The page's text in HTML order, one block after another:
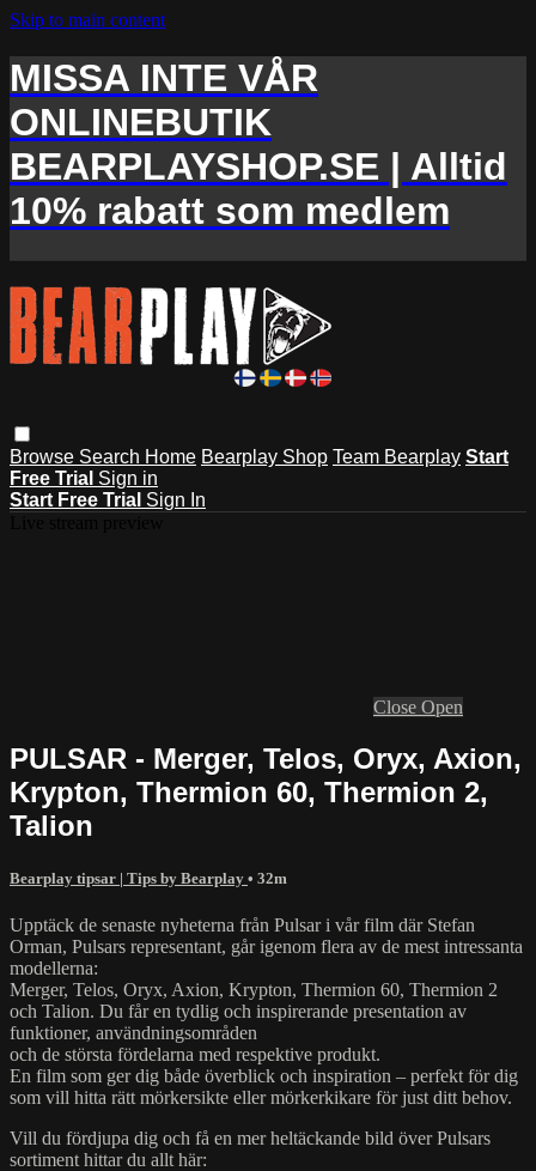
Skip to main content
MISSA INTE VÅR
ONLINEBUTIK
BEARPLAYSHOP.SE | Alltid
10% rabatt som medlem
Browse Search Home Bearplay Shop Team Bearplay Start
Free Trial Sign in
Start Free Trial Sign In
Close Open
PULSAR - Merger, Telos, Oryx, Axion,
Krypton, Thermion 60, Thermion 2,
Talion
Bearplay tipsar | Tips by Bearplay • 32m
Upptäck de senaste nyheterna från Pulsar i vår film där Stefan
Orman, Pulsars representant, går igenom flera av de mest intressanta
modellerna:
Merger, Telos, Oryx, Axion, Krypton, Thermion 60, Thermion 2
och Talion. Du får en tydlig och inspirerande presentation av
funktioner, användningsområden
och de största fördelarna med respektive produkt.
En film som ger dig både överblick och inspiration – perfekt för dig
som vill hitta rätt mörkersikte eller mörkerkikare för just ditt behov.
Vill du fördjupa dig och få en mer heltäckande bild över Pulsars
sortiment hittar du allt här: